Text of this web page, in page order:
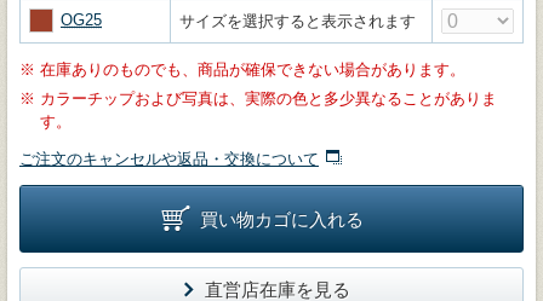
OG25 サイズを選択すると表示されます
※ 在庫ありのものでも、商品が確保できない場合があります。
※ カラーチップおよび写真は、実際の色と多少異なることがありま
す。
ご注文のキャンセルや返品・交換について
買い物カゴに入れる
直営店在庫を見る